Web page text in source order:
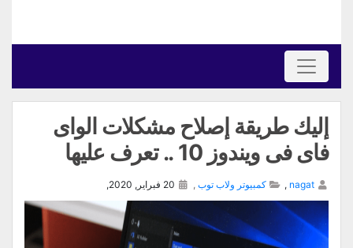
إليك طريقة إصلاح مشكلات الواى
فاى فى ويندوز 10 .. تعرف عليها
nagat
, كمبيوتر ولاب توب ,